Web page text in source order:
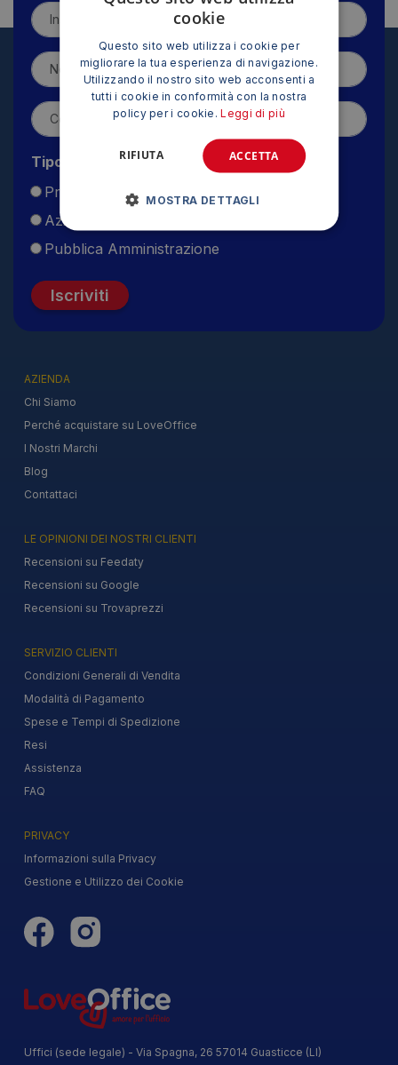
Tipo utente
Privato
Azienda
Pubblica Amministrazione
Iscriviti
AZIENDA
Chi Siamo
Perché acquistare su LoveOffice
I Nostri Marchi
Blog
Contattaci
LE OPINIONI DEI NOSTRI CLIENTI
Recensioni su Feedaty
Recensioni su Google
Recensioni su Trovaprezzi
SERVIZIO CLIENTI
Condizioni Generali di Vendita
Modalità di Pagamento
Spese e Tempi di Spedizione
Resi
Assistenza
FAQ
PRIVACY
Informazioni sulla Privacy
Gestione e Utilizzo dei Cookie
Uffici (sede legale) - Via Spagna, 26 57014 Guasticce (LI)
cookie
Questo sito web utilizza i cookie per
migliorare la tua esperienza di navigazione.
Utilizzando il nostro sito web acconsenti a
tutti i cookie in conformità con la nostra
policy per i cookie.Leggi di più
ACCETTA
RIFIUTA
MOSTRA DETTAGLI